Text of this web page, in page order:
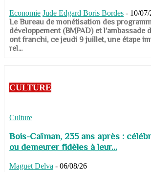
Economie Jude Edgard Boris Bordes - 10/
​​​​​​​Le Bureau de monétisation des
développement (BMPAD) et l’ambassade
ont franchi, ce jeudi 9 juillet, une étape
rel...
CULTURE
Culture
Bois-Caïman, 235 ans après :
ou demeurer fidèles à leur...
Maguet Delva - 06/08/26